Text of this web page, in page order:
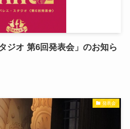
ジオ 第6回発表会」のお知ら
発表会